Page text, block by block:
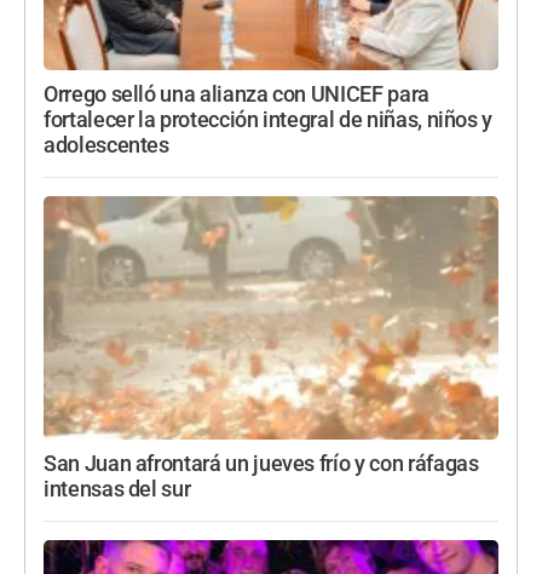
Orrego selló una alianza con UNICEF para
fortalecer la protección integral de niñas, niños y
adolescentes
San Juan afrontará un jueves frío y con ráfagas
intensas del sur